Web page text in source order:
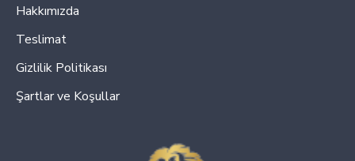
Hakkımızda
Teslimat
Gizlilik Politikası
Şartlar ve Koşullar